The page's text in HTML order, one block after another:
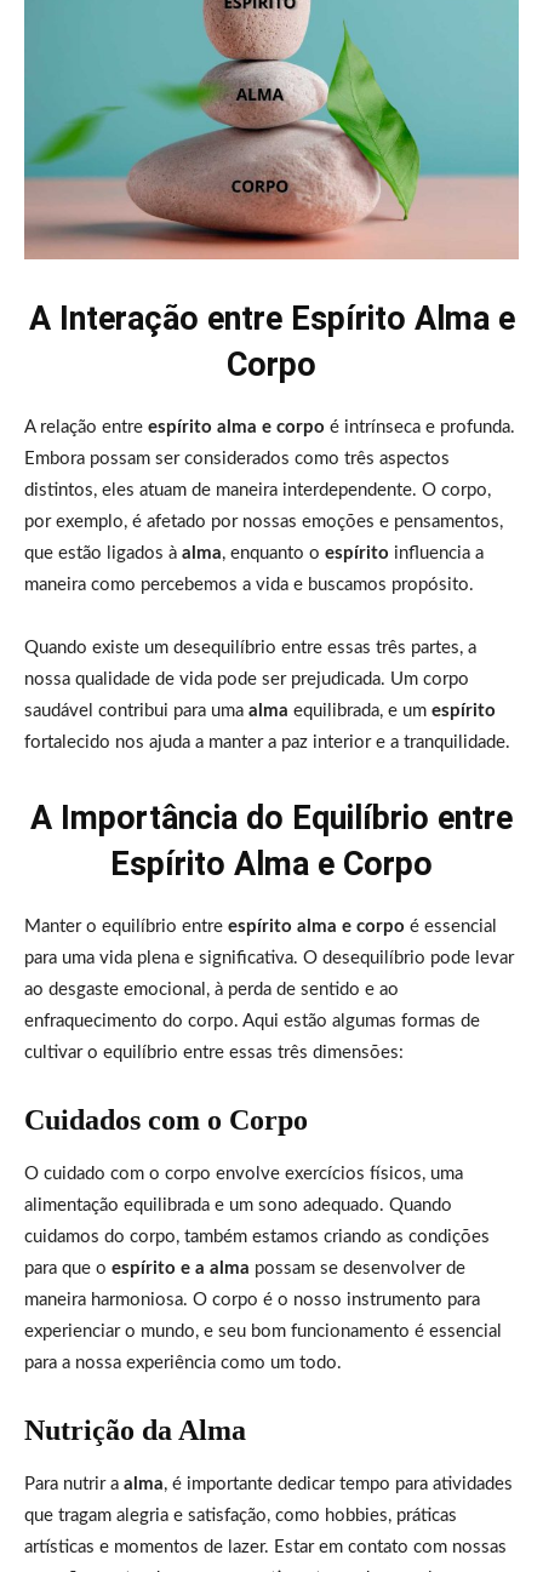
A Interação entre Espírito Alma e
Corpo
A relação entre espírito alma e corpo é intrínseca e profunda.
Embora possam ser considerados como três aspectos
distintos, eles atuam de maneira interdependente. O corpo,
por exemplo, é afetado por nossas emoções e pensamentos,
que estão ligados à alma, enquanto o espírito influencia a
maneira como percebemos a vida e buscamos propósito.
Quando existe um desequilíbrio entre essas três partes, a
nossa qualidade de vida pode ser prejudicada. Um corpo
saudável contribui para uma alma equilibrada, e um espírito
fortalecido nos ajuda a manter a paz interior e a tranquilidade.
A Importância do Equilíbrio entre
Espírito Alma e Corpo
Manter o equilíbrio entre espírito alma e corpo é essencial
para uma vida plena e significativa. O desequilíbrio pode levar
ao desgaste emocional, à perda de sentido e ao
enfraquecimento do corpo. Aqui estão algumas formas de
cultivar o equilíbrio entre essas três dimensões:
Cuidados com o Corpo
O cuidado com o corpo envolve exercícios físicos, uma
alimentação equilibrada e um sono adequado. Quando
cuidamos do corpo, também estamos criando as condições
para que o espírito e a alma possam se desenvolver de
maneira harmoniosa. O corpo é o nosso instrumento para
experienciar o mundo, e seu bom funcionamento é essencial
para a nossa experiência como um todo.
Nutrição da Alma
Para nutrir a alma, é importante dedicar tempo para atividades
que tragam alegria e satisfação, como hobbies, práticas
artísticas e momentos de lazer. Estar em contato com nossas